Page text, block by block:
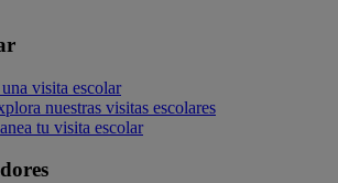
visita escolar
nuestras visitas escolares
tu visita escolar